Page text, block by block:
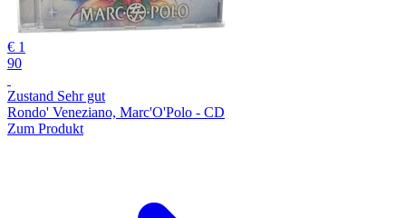
€ 1
90
Zustand Sehr gut
Rondo' Veneziano, Marc'O'Polo - CD
Zum Produkt